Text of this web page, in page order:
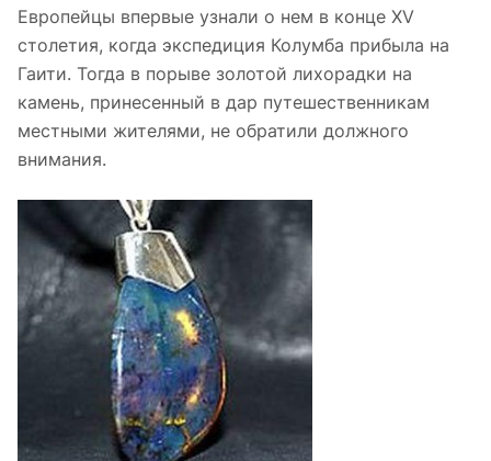
Европейцы впервые узнали о нем в конце XV
столетия, когда экспедиция Колумба прибыла на
Гаити. Тогда в порыве золотой лихорадки на
камень, принесенный в дар путешественникам
местными жителями, не обратили должного
внимания.